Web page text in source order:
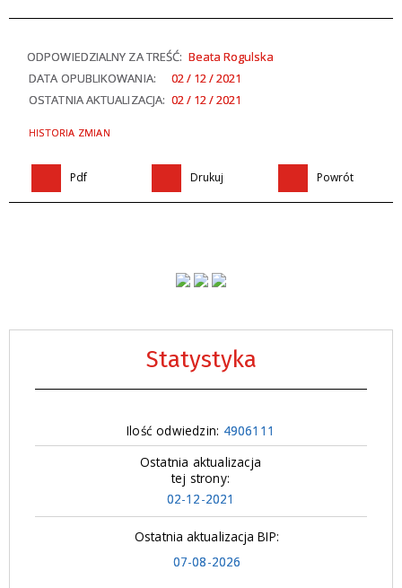
Statystyka
Ilość odwiedzin: 4906111
Ostatnia aktualizacja
tej strony:
02-12-2021
Ostatnia aktualizacja BIP:
07-08-2026
ODPOWIEDZIALNY ZA TREŚĆ: Beata Rogulska
DATA OPUBLIKOWANIA:
02 / 12 / 2021
OSTATNIA AKTUALIZACJA: 02 / 12 / 2021
HISTORIA ZMIAN
Pdf Drukuj Powrót